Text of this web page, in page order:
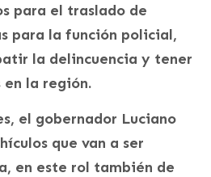
para el traslado de
para la función policial,
la delincuencia y tener
la región.
el gobernador Luciano
que van a ser
en este rol también de